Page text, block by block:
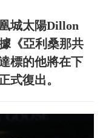
城太陽Dillon
《亞利桑那共
標的他將在下
式復出。